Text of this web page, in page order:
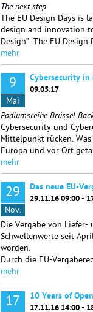
The next step
The EU Design Days
design and innovation
Design”. The EU
mehr
9
Mai
Cybersecurity in
09.05.17
Podiumsreihe Brüssel
Cybersecurity und
Mittelpunkt rücken.
Europa und vor Ort
mehr
29
Nov.
Das neue EU-
29.11.16 09:00 -
Die Vergabe von
Schwellenwerte seit
worden.
Durch die EU-
mehr
17 10 Years of
17.11.16 14:00 -